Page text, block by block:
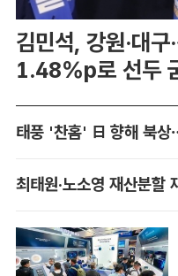
김민석, 강원·대
1.48%p로 선두
태풍 '찬홈' 日 향해 북상
최태원·노소영 재산분할